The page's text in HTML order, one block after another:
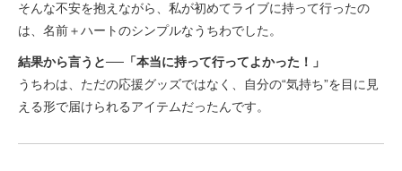
そんな不安を抱えながら、私が初めてライブに持って行ったの
は、名前＋ハートのシンプルなうちわでした。
結果から言うと──「本当に持って行ってよかった！」
うちわは、ただの応援グッズではなく、自分の“気持ち”を目に見
える形で届けられるアイテムだったんです。